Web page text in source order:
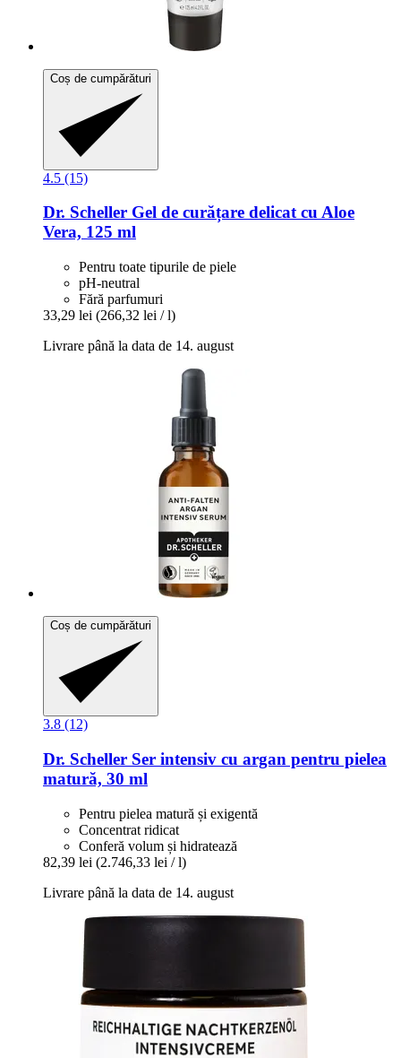
Coș de cumpărături
4.5 (15)
Dr. Scheller Gel de curățare delicat cu Aloe
Vera, 125 ml
Pentru toate tipurile de piele
pH-neutral
Fără parfumuri
33,29 lei (266,32 lei / l)
Livrare până la data de 14. august
Coș de cumpărături
3.8 (12)
Dr. Scheller Ser intensiv cu argan pentru pielea
matură, 30 ml
Pentru pielea matură și exigentă
Concentrat ridicat
Conferă volum și hidratează
82,39 lei (2.746,33 lei / l)
Livrare până la data de 14. august